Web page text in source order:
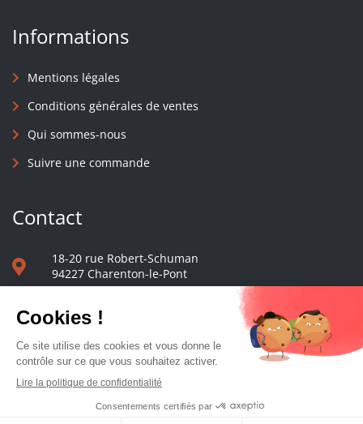
Informations
Mentions légales
Conditions générales de ventes
Qui sommes-nous
Suivre une commande
Contact
18-20 rue Robert-Schuman
94227 Charenton-le-Pont